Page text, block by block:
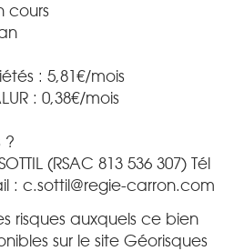
cours
: 5,81€/mois
: 0,38€/mois
?
(RSAC 813 536 307) Tél
: c.sottil@regie-carron.com
risques auxquels ce bien
sur le site Géorisques